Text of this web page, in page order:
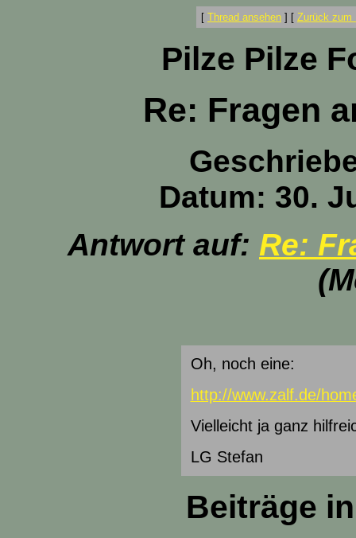
[ Thread ansehen ] [ Zurück zum
Pilze Pilze
Re: Fragen
Datum: 30.
Antwort auf: Re:
Oh, noch eine:
http://www.zalf.de/
Vielleicht ja ganz
LG Stefan
Beiträge